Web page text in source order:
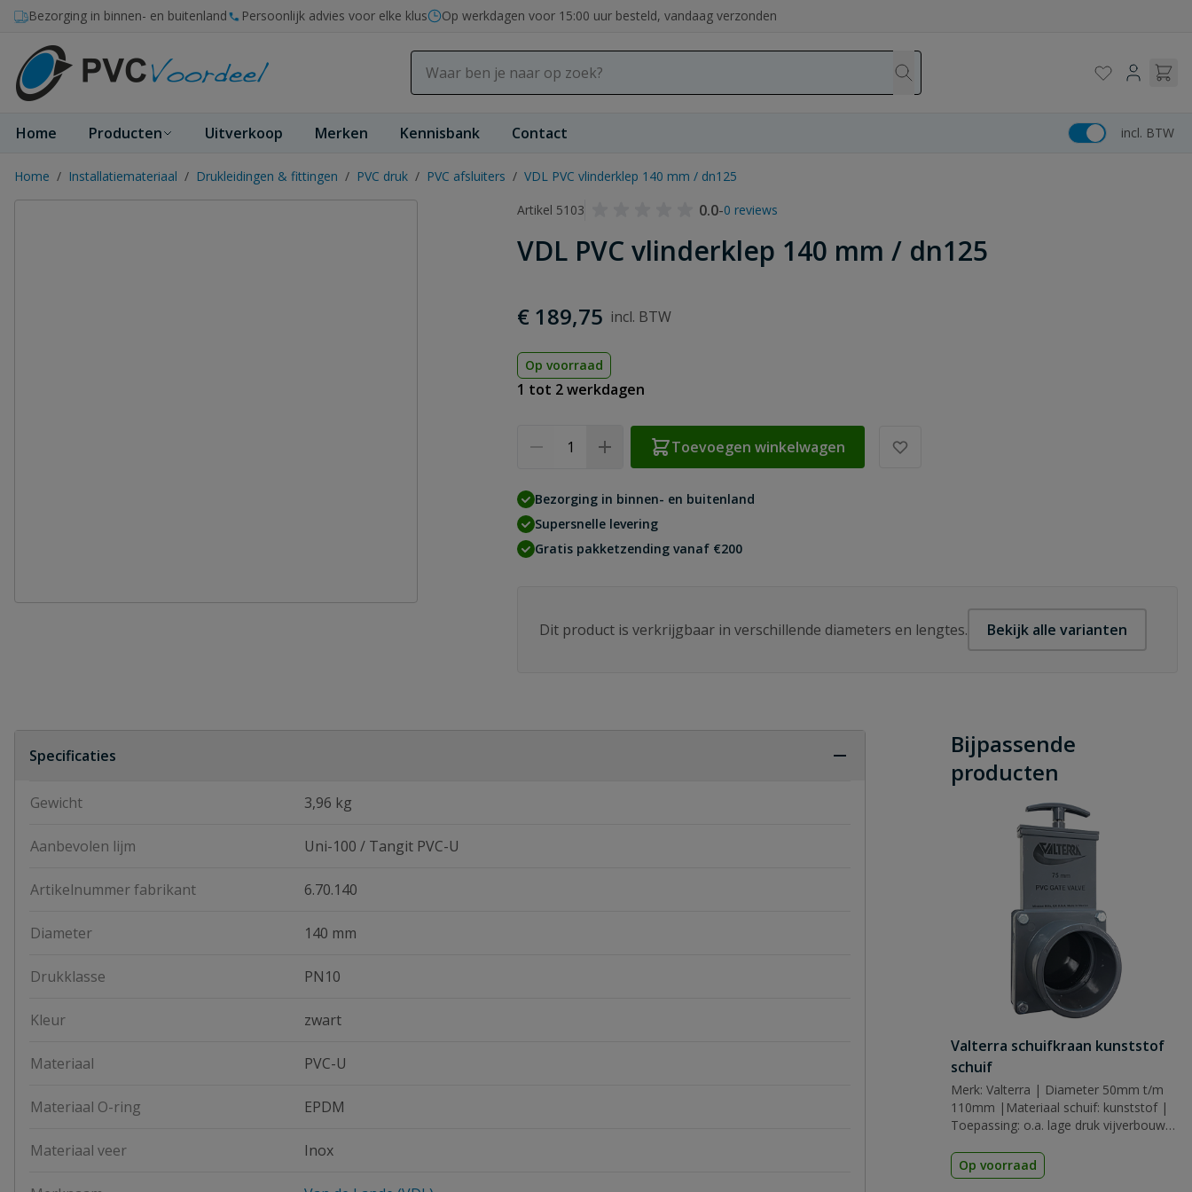
Ga naar de inhoud
Bezorging in binnen- en buitenland Persoonlijk advies voor elke klus Op werkdagen voor 15:00 uur besteld, vandaag verzonden
Home Producten Uitverkoop Merken Kennisbank Contact incl. BTW
Home / Installatiemateriaal / Drukleidingen & fittingen / PVC druk / PVC afsluiters / VDL PVC vlinderklep 140 mm / dn125
Artikel 5103
0.0-0 reviews
VDL PVC vlinderklep 140 mm / dn125
€ 189,75
Op voorraad
1 tot 2 werkdagen
Toevoegen winkelwagen
Bezorging in binnen- en buitenland
Supersnelle levering
Gratis pakketzending vanaf €200
Dit product is verkrijgbaar in verschillende diameters en lengtes. Bekijk alle varianten
Specificaties
Gewicht 3,96 kg
Aanbevolen lijm Uni-100 / Tangit PVC-U
Artikelnummer fabrikant 6.70.140
Diameter 140 mm
Drukklasse PN10
Kleur zwart
Materiaal PVC-U
Materiaal O-ring EPDM
Materiaal veer Inox
Bijpassende
producten
Valterra schuifkraan kunststof
schuif
Merk: Valterra | Diameter 50mm t/m
110mm |Materiaal schuif: kunststof |
Toepassing: o.a. lage druk vijverbouw,
Op voorraad